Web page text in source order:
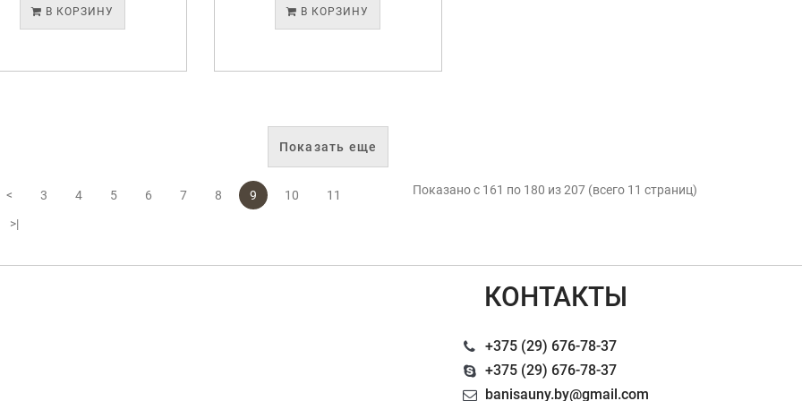
В КОРЗИНУ В КОРЗИНУ
Показать еще
< 3 4 5 6 7 8 9 10
11
>|
Показано с 161 по 180 из 207 (всего 11 страниц)
КОНТАКТЫ
+375 (29) 676-78-37
+375 (29) 676-78-37
banisauny.by@gmail.com